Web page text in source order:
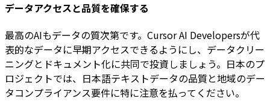
データアクセスと品質を確保する
最高のAIもデータの質次第です。Cursor AI Developersが代
表的なデータに早期アクセスできるようにし、データクリー
ニングとドキュメント化に共同で投資しましょう。日本のプ
ロジェクトでは、日本語テキストデータの品質と地域のデー
タコンプライアンス要件に特に注意を払ってください。